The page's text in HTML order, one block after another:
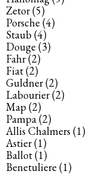
Zetor(5)
Porsche (4)
Staub(4)
Douge (3)
Fahr(2)
Fiat(2)
Guldner(2)
Labourier(2)
Map(2)
Pampa(2)
Allis Chalmers (1)
Astier(1)
Ballot(1)
Benetuliere (1)